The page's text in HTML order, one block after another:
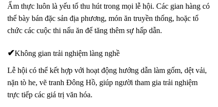
Ẩm thực luôn là yếu tố thu hút trong mọi lễ hội. Các gian hàng có
thể bày bán đặc sản địa phương, món ăn truyền thống, hoặc tổ
chức các cuộc thi nấu ăn để tăng thêm sự hấp dẫn.
✔Không gian trải nghiệm làng nghề
Lễ hội có thể kết hợp với hoạt động hướng dẫn làm gốm, dệt vải,
nặn tò he, vẽ tranh Đông Hồ, giúp người tham gia trải nghiệm
trực tiếp các giá trị văn hóa.